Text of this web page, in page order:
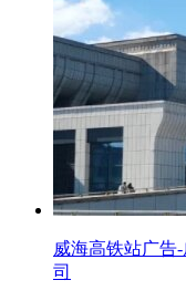
威海高铁站广告
司